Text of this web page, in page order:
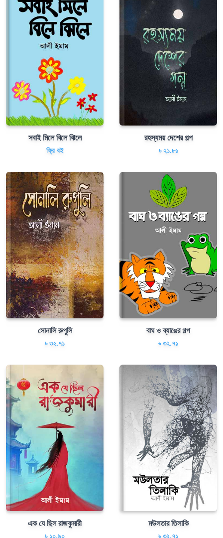
সবাই মিলে বিলে ঝিলে
ফ্রি বই
রহস্যময় দেশের গল্প
৳ ২১.৮১
সোনালি রুপুলি
৳ ৩২.৭১
বাঘ ও ব্যাঙের গল্প
৳ ৩২.৭১
এক যে ছিল রাজকুমারী
৳ ১০.৯০
মউলতার তিলাকি
৳ ৩২.৭১